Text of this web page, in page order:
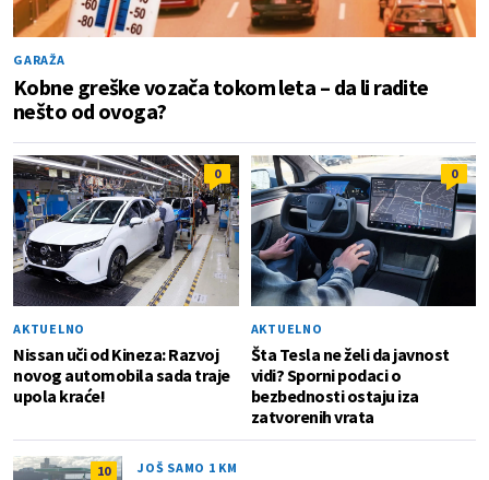
GARAŽA
Kobne greške vozača tokom leta – da li radite
nešto od ovoga?
0
AKTUELNO
Nissan uči od Kineza: Razvoj
novog automobila sada traje
upola kraće!
0
AKTUELNO
Šta Tesla ne želi da javnost
vidi? Sporni podaci o
bezbednosti ostaju iza
zatvorenih vrata
10 JOŠ SAMO 1 KM